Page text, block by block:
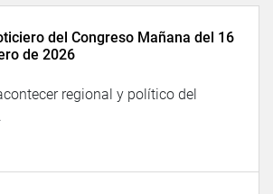
del Congreso Mañana del 16
de 2026
regional y político del